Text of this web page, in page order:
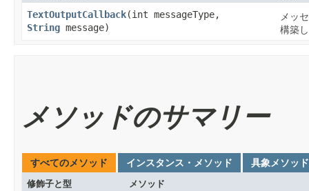
TextOutputCallback​(int messageType,
String message)
メッ
構築
メソッドのサマリー
すべてのメソッド インスタンス・メソッド 具象メソッド
修飾子と型 メソッド